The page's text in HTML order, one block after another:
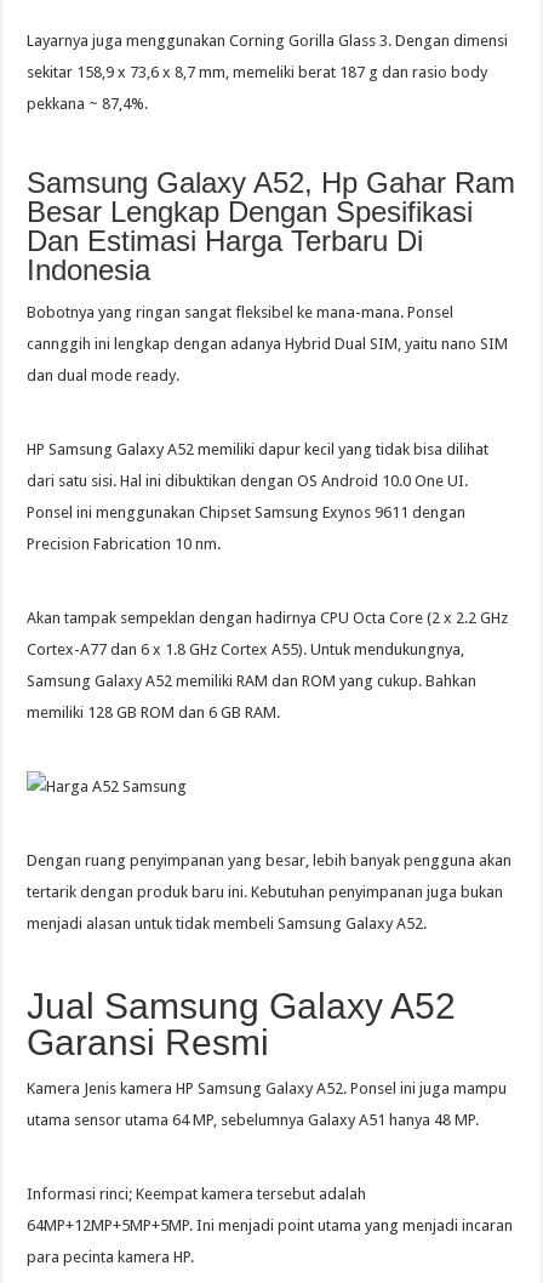
Layarnya juga menggunakan Corning Gorilla Glass 3. Dengan dimensi
sekitar 158,9 x 73,6 x 8,7 mm, memeliki berat 187 g dan rasio body
pekkana ~ 87,4%.
Samsung Galaxy A52, Hp Gahar Ram
Besar Lengkap Dengan Spesifikasi
Dan Estimasi Harga Terbaru Di
Indonesia
Bobotnya yang ringan sangat fleksibel ke mana-mana. Ponsel
cannggih ini lengkap dengan adanya Hybrid Dual SIM, yaitu nano SIM
dan dual mode ready.
HP Samsung Galaxy A52 memiliki dapur kecil yang tidak bisa dilihat
dari satu sisi. Hal ini dibuktikan dengan OS Android 10.0 One UI.
Ponsel ini menggunakan Chipset Samsung Exynos 9611 dengan
Precision Fabrication 10 nm.
Akan tampak sempeklan dengan hadirnya CPU Octa Core (2 x 2.2 GHz
Cortex-A77 dan 6 x 1.8 GHz Cortex A55). Untuk mendukungnya,
Samsung Galaxy A52 memiliki RAM dan ROM yang cukup. Bahkan
memiliki 128 GB ROM dan 6 GB RAM.
Dengan ruang penyimpanan yang besar, lebih banyak pengguna akan
tertarik dengan produk baru ini. Kebutuhan penyimpanan juga bukan
menjadi alasan untuk tidak membeli Samsung Galaxy A52.
Jual Samsung Galaxy A52
Garansi Resmi
Kamera Jenis kamera HP Samsung Galaxy A52. Ponsel ini juga mampu
utama sensor utama 64 MP, sebelumnya Galaxy A51 hanya 48 MP.
Informasi rinci; Keempat kamera tersebut adalah
64MP+12MP+5MP+5MP. Ini menjadi point utama yang menjadi incaran
para pecinta kamera HP.